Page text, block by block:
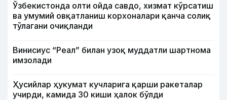
Ўзбекистонда олти ойда савдо, хизмат кўрсатиш
ва умумий овқатланиш корхоналари қанча солиқ
тўлагани очиқланди
Винисиус “Реал” билан узоқ муддатли шартнома
имзолади
Ҳусийлар ҳукумат кучларига қарши ракеталар
учирди, камида 30 киши ҳалок бўлди